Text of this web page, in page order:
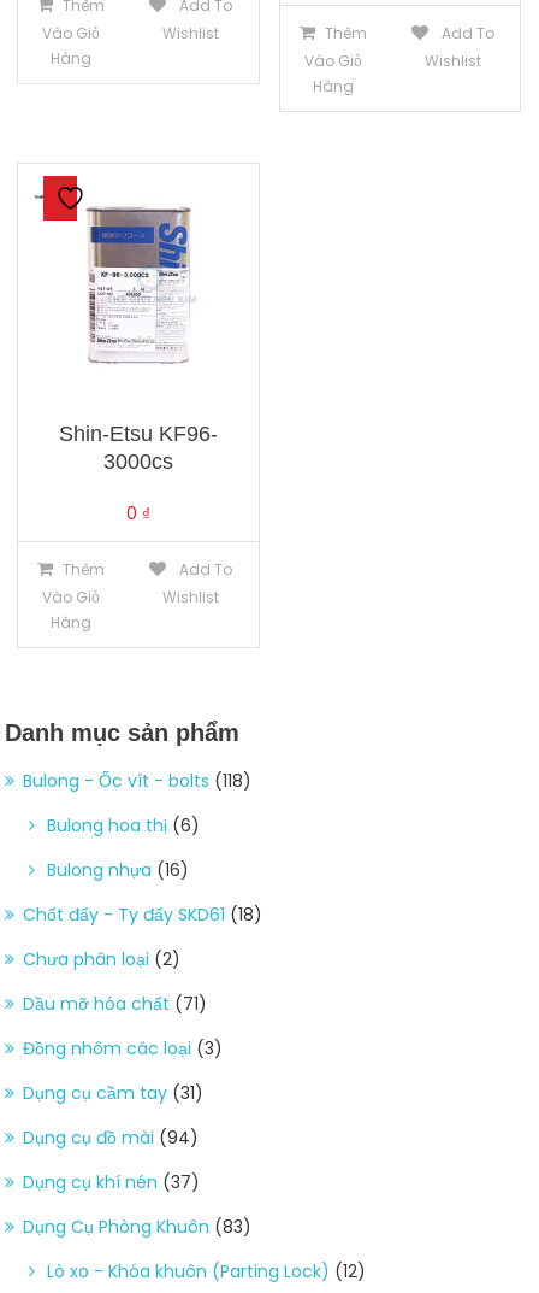
Thêm
Vào Giỏ
Hàng
Add To
Wishlist
Thêm
Vào Giỏ
Hàng
Add To
Wishlist
Shin-Etsu KF96-
3000cs
0 ₫
Thêm
Vào Giỏ
Hàng
Add To
Wishlist
Danh mục sản phẩm
Bulong - Ốc vít - bolts (118)
Bulong hoa thị (6)
Bulong nhựa (16)
Chốt đẩy - Ty đẩy SKD61 (18)
Chưa phân loại (2)
Dầu mỡ hóa chất (71)
Đồng nhôm các loại (3)
Dụng cụ cầm tay (31)
Dụng cụ đồ mài (94)
Dụng cụ khí nén (37)
Dụng Cụ Phòng Khuôn (83)
Lò xo - Khóa khuôn (Parting Lock) (12)